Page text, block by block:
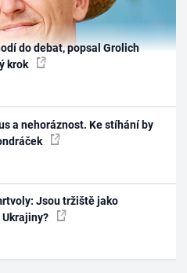
do debat, popsal Grolich
krok
a nehoráznost. Ke stíhání by
Jsou tržiště jako